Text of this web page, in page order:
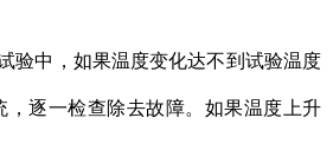
验中，如果温度变化达不到试验温度
，逐一检查除去故障。如果温度上升